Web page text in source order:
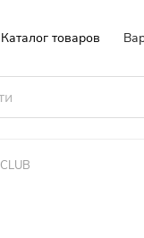
Каталог товаров
CLUB